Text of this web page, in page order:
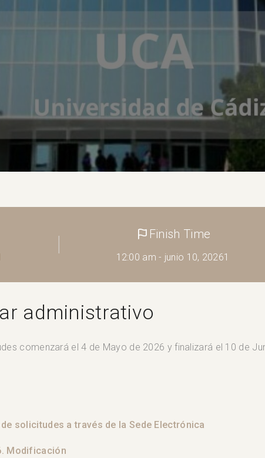
Finish Time
12:00 am - junio 10, 20261
administrativo
comenzará el 4 de Mayo de 2026 y finalizará el 10 de
solicitudes a través de la Sede Electrónica
Modificación